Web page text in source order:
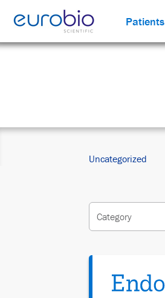
Patients
Uncategorized
Category